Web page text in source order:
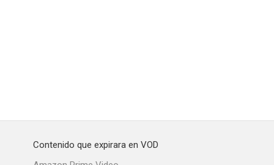
Contenido que expirara en VOD